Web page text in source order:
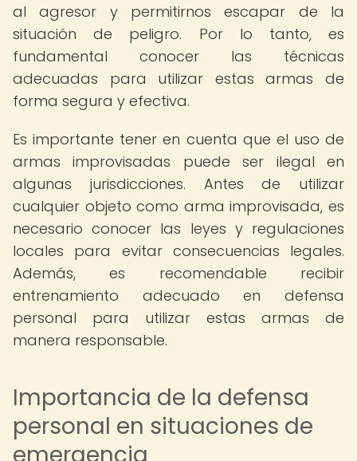
al agresor y permitirnos escapar de la
situación de peligro. Por lo tanto, es
fundamental conocer las técnicas
adecuadas para utilizar estas armas de
forma segura y efectiva.
Es importante tener en cuenta que el uso de
armas improvisadas puede ser ilegal en
algunas jurisdicciones. Antes de utilizar
cualquier objeto como arma improvisada, es
necesario conocer las leyes y regulaciones
locales para evitar consecuencias legales.
Además, es recomendable recibir
entrenamiento adecuado en defensa
personal para utilizar estas armas de
manera responsable.
Importancia de la defensa
personal en situaciones de